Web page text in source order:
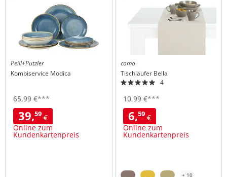
Peill+Putzler
Kombiservice Modica
65,99 €***
39,59 €
Online zum
Kundenkartenpreis
como
Tischläufer Bella
4
10,99€***
6,59€
Online zum
Kundenkartenpreis
+ 10